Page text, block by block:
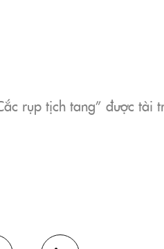
rụp tịch tang” được tài